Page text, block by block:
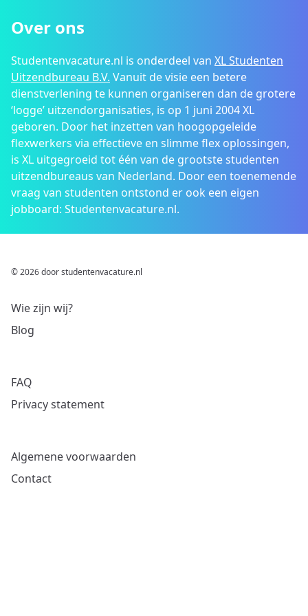
Over ons
Studentenvacature.nl is onderdeel van XL Studenten
Uitzendbureau B.V. Vanuit de visie een betere
dienstverlening te kunnen organiseren dan de grotere
‘logge’ uitzendorganisaties, is op 1 juni 2004 XL
geboren. Door het inzetten van hoogopgeleide
flexwerkers via effectieve en slimme flex oplossingen,
is XL uitgegroeid tot één van de grootste studenten
uitzendbureaus van Nederland. Door een toenemende
vraag van studenten ontstond er ook een eigen
jobboard: Studentenvacature.nl.
© 2026 door studentenvacature.nl
Wie zijn wij?
Blog
FAQ
Privacy statement
Algemene voorwaarden
Contact